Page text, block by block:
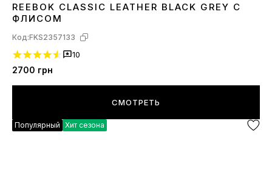
36 37383942
REEBOK CLASSIC LEATHER BLACK GREY С
ФЛИСОМ
Код:FKS2357133
10
2700 грн
СМОТРЕТЬ
Популярный Хит сезона